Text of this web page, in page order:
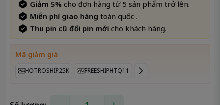
Giảm 5% cho đơn hàng từ 5 sản phẩm trở lên.
Miễn phí giao hàng toàn quốc .
Thu pin cũ đổi pin mới cho khách hàng.
Mã giảm giá
HOTROSHIP25K FREESHIPHTQ11